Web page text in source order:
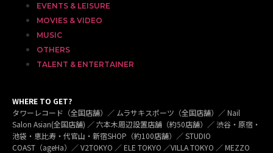
EVENTS & LEISURE
MOVIES & VIDEO
MUSIC
OTHERS
TALENT & ENTERTAINER
WHERE TO GET?
タワーレコード（全国店舗）／ ムラサキスポーツ（全国店舗）／ Nail
Salon Asian(全国店舗) ／ 六本木周辺設置店舗（約50店舗）／ 渋谷・原宿・
池袋・恵比寿・代官山・新宿SHOP（約100店舗）／ STUDIO
COAST（ageHa）／ V2TOKYO ／ ELE TOKYO ／VILLA TOKYO ／ MEZZO